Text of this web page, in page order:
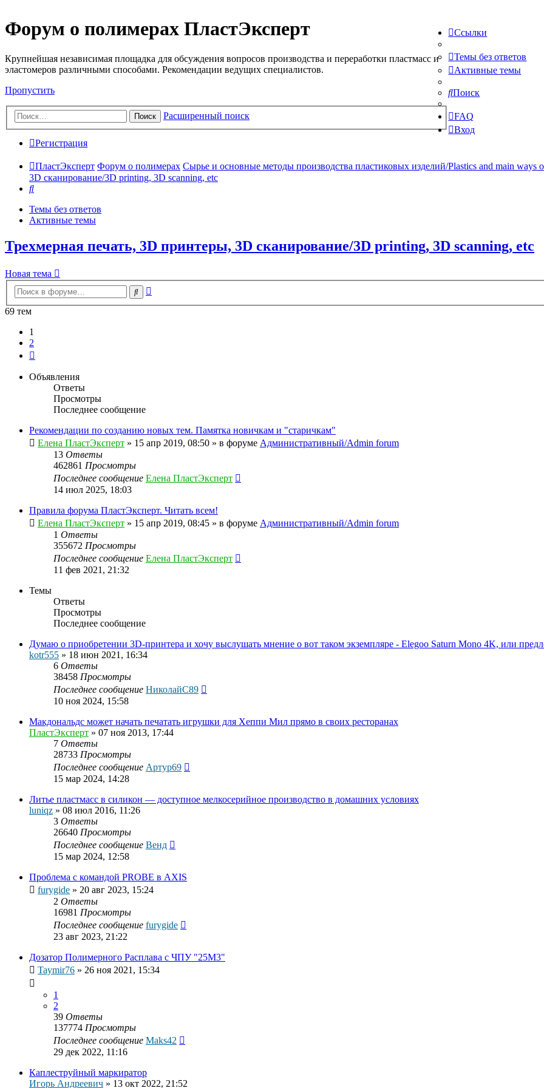
Форум о полимерах ПластЭксперт
Крупнейшая независимая площадка для обсуждения вопросов производства и переработки пластмасс и
эластомеров различными способами. Рекомендации ведущих специалистов.
Пропустить
Поиск Расширенный поиск
Ссылки
Темы без ответов
Активные темы
Поиск
FAQ
Вход
Регистрация
ПластЭксперт Форум о полимерах Сырье и основные методы производства пластиковых изделий/Plastics and main ways
3D сканирование/3D printing, 3D scanning, etc
Поиск
Темы без ответов
Активные темы
Трехмерная печать, 3D принтеры, 3D сканирование/3D printing, 3D scanning, etc
Новая тема
Поиск
69 тем
1
2
Объявления
Ответы
Просмотры
Последнее сообщение
Рекомендации по созданию новых тем. Памятка новичкам и "старичкам"
Елена ПластЭксперт » 15 апр 2019, 08:50 » в форуме Административный/Admin forum
13 Ответы
462861 Просмотры
Последнее сообщение Елена ПластЭксперт
14 июл 2025, 18:03
Правила форума ПластЭксперт. Читать всем!
Елена ПластЭксперт » 15 апр 2019, 08:45 » в форуме Административный/Admin forum
1 Ответы
355672 Просмотры
Последнее сообщение Елена ПластЭксперт
11 фев 2021, 21:32
Темы
Ответы
Просмотры
Последнее сообщение
Думаю о приобретении 3D-принтера и хочу выслушать мнение о вот таком экземпляре - Elegoo Saturn Mono 4K, или
kotr555 » 18 июн 2021, 16:34
6 Ответы
38458 Просмотры
Последнее сообщение НиколайС89
10 ноя 2024, 15:58
Макдональдс может начать печатать игрушки для Хеппи Мил прямо в своих ресторанах
ПластЭксперт » 07 ноя 2013, 17:44
7 Ответы
28733 Просмотры
Последнее сообщение Артур69
15 мар 2024, 14:28
Литье пластмасс в силикон — доступное мелкосерийное производство в домашних условиях
luniqz » 08 июл 2016, 11:26
3 Ответы
26640 Просмотры
Последнее сообщение Венд
15 мар 2024, 12:58
Проблема с командой PROBE в AXIS
furygide » 20 авг 2023, 15:24
2 Ответы
16981 Просмотры
Последнее сообщение furygide
23 авг 2023, 21:22
Дозатор Полимерного Расплава с ЧПУ "25М3"
Taymir76 » 26 ноя 2021, 15:34
1
2
39 Ответы
137774 Просмотры
Последнее сообщение Maks42
29 дек 2022, 11:16
Каплеструйный маркиратор
Игорь Андреевич » 13 окт 2022, 21:52